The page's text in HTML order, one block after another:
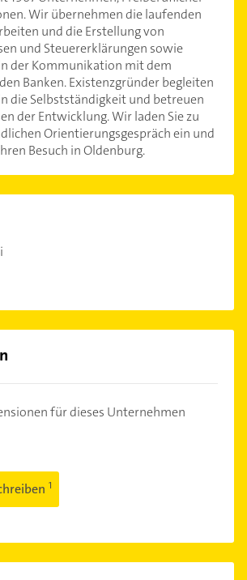
Wir übernehmen die laufenden
und die Erstellung von
und Steuererklärungen sowie
der Kommunikation mit dem
Banken. Existenzgründer begleiten
die Selbstständigkeit und betreuen
der Entwicklung. Wir laden Sie zu
Orientierungsgespräch ein und
Besuch in Oldenburg.
für dieses Unternehmen